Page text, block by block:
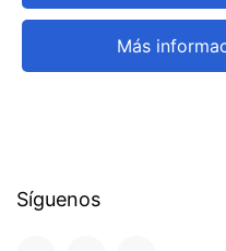
Más
Síguenos